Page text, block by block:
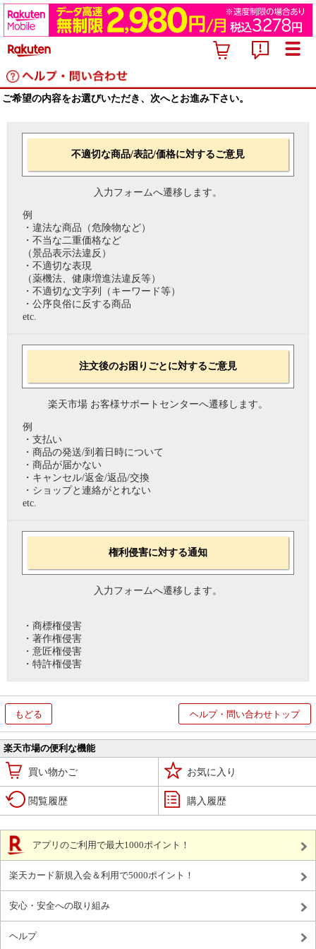
ご希望の内容をお選びいただき、次へとお進み下さい。
不適切な商品/表記/価格に対するご意見
入力フォームへ遷移します。
例
・違法な商品（危険物など）
・不当な二重価格など
（景品表示法違反）
・不適切な表現
（薬機法、健康増進法違反等）
・不適切な文字列（キーワード等）
・公序良俗に反する商品
etc.
注文後のお困りごとに対するご意見
楽天市場 お客様サポートセンターへ遷移します。
例
・支払い
・商品の発送/到着日時について
・商品が届かない
・キャンセル/返金/返品/交換
・ショップと連絡がとれない
etc.
権利侵害に対する通知
入力フォームへ遷移します。
・商標権侵害
・著作権侵害
・意匠権侵害
・特許権侵害
もどる ヘルプ・問い合わせトップ
楽天市場の便利な機能
買い物かご お気に入り
閲覧履歴 購入履歴
アプリのご利用で最大1000ポイント！
楽天カード新規入会＆利用で5000ポイント！
安心・安全への取り組み
ヘルプ